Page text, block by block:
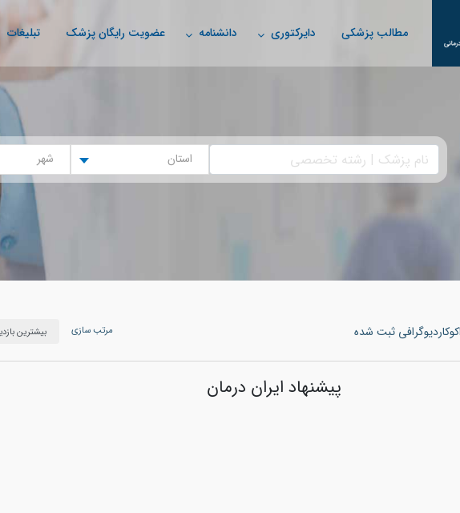
مطالب پزشکی دایرکتوری دانشنامه عضویت رایگان پزشک تبلیغات
استان شهر
مرتب سازی
پیشنهاد ایران درمان